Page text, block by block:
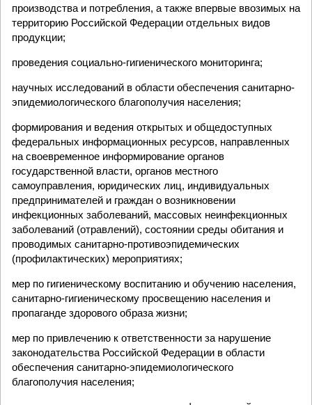
производства и потребления, а также впервые ввозимых на
территорию Российской Федерации отдельных видов
продукции;
проведения социально-гигиенического мониторинга;
научных исследований в области обеспечения санитарно-
эпидемиологического благополучия населения;
формирования и ведения открытых и общедоступных
федеральных информационных ресурсов, направленных
на своевременное информирование органов
государственной власти, органов местного
самоуправления, юридических лиц, индивидуальных
предпринимателей и граждан о возникновении
инфекционных заболеваний, массовых неинфекционных
заболеваний (отравлений), состоянии среды обитания и
проводимых санитарно-противоэпидемических
(профилактических) мероприятиях;
мер по гигиеническому воспитанию и обучению населения,
санитарно-гигиеническому просвещению населения и
пропаганде здорового образа жизни;
мер по привлечению к ответственности за нарушение
законодательства Российской Федерации в области
обеспечения санитарно-эпидемиологического
благополучия населения;